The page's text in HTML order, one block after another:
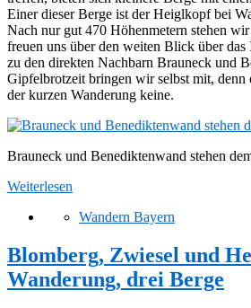
Einer dieser Berge ist der Heiglkopf bei
Nach nur gut 470 Höhenmetern stehen
freuen uns über den weiten Blick über das
zu den direkten Nachbarn Brauneck und
Gipfelbrotzeit bringen wir selbst mit, denn
der kurzen Wanderung keine.
Brauneck und Benediktenwand stehen
Weiterlesen
Wandern Bayern
Blomberg, Zwiesel und
Wanderung, drei Berge